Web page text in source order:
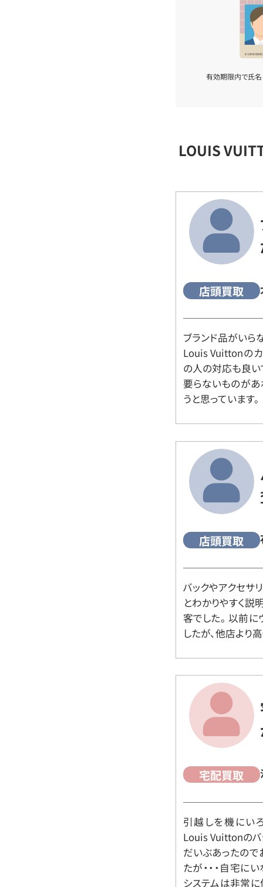
有効期限内で氏名
LOUIS
店頭買取
ブランド品がいら
Louis Vuittonの
の人の対応も良い
要らないものがあ
うと思っています。
店頭買取
バックやアクセサ
とわかりやすく説
客でした。 以前
したが、他店より
宅配買取
引越しを機にい
Louis Vuittonのバ
だいぶあったので
たが・・・自宅に
システムは非常に